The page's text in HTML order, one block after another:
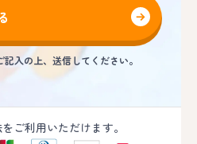
入の上、送信してください。
ご利用いただけます。